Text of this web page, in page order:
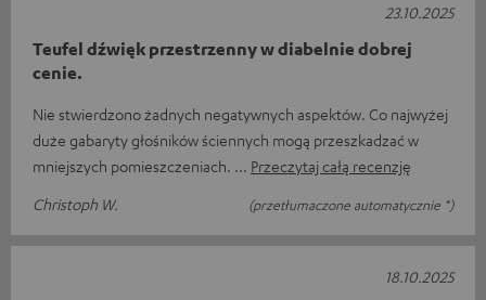
Teufel dźwięk przestrzenny w diabelnie dobrej
cenie.
Nie stwierdzono żadnych negatywnych aspektów. Co najwyżej
duże gabaryty głośników ściennych mogą przeszkadzać w
mniejszych pomieszczeniach.
Przeczytaj całą recenzję
Christoph W.
(przetłumaczone automatycznie *)
23.10.2025
18.10.2025